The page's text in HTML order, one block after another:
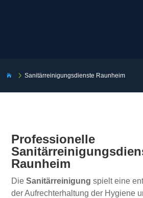
 5Sanitärreinigungsdienste Raunheim
Professionelle
Raunheim
DieSanitärreinigung spielt eine
der Aufrechterhaltung der Hygiene